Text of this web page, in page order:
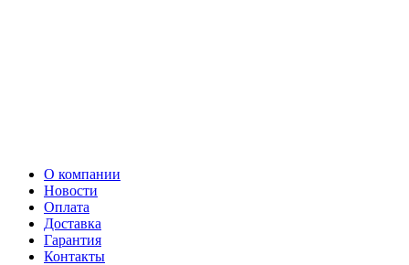
О компании
Новости
Оплата
Доставка
Гарантия
Контакты